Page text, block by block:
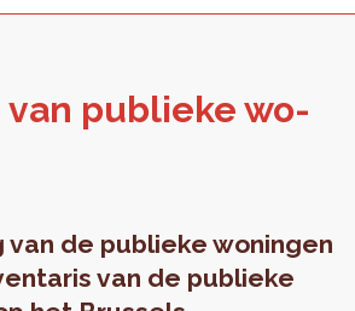
van pu­blie­ke wo­
van de publieke woningen
van de publieke